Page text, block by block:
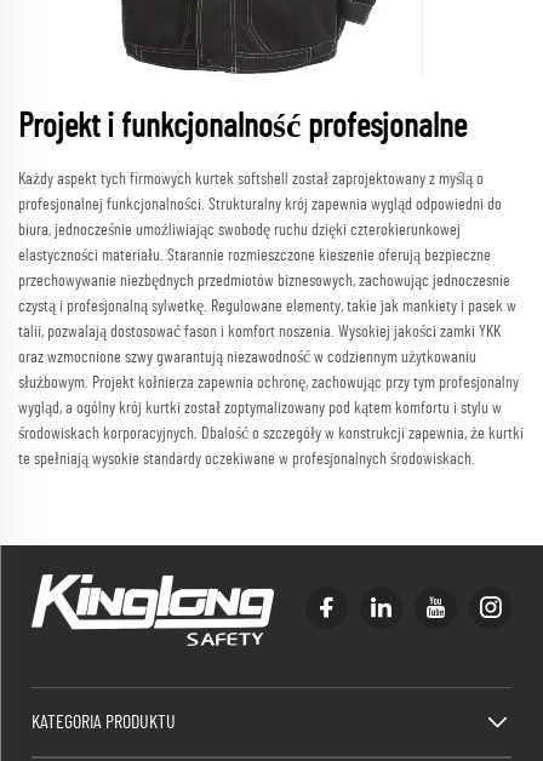
Projekt i funkcjonalność profesjonalne
Każdy aspekt tych firmowych kurtek softshell został zaprojektowany z myślą o
profesjonalnej funkcjonalności. Strukturalny krój zapewnia wygląd odpowiedni do
biura, jednocześnie umożliwiając swobodę ruchu dzięki czterokierunkowej
elastyczności materiału. Starannie rozmieszczone kieszenie oferują bezpieczne
przechowywanie niezbędnych przedmiotów biznesowych, zachowując jednoczesnie
czystą i profesjonalną sylwetkę. Regulowane elementy, takie jak mankiety i pasek w
talii, pozwalają dostosować fason i komfort noszenia. Wysokiej jakości zamki YKK
oraz wzmocnione szwy gwarantują niezawodność w codziennym użytkowaniu
służbowym. Projekt kołnierza zapewnia ochronę, zachowując przy tym profesjonalny
wygląd, a ogólny krój kurtki został zoptymalizowany pod kątem komfortu i stylu w
środowiskach korporacyjnych. Dbalość o szczegóły w konstrukcji zapewnia, że kurtki
te spełniają wysokie standardy oczekiwane w profesjonalnych środowiskach.
KATEGORIA PRODUKTU